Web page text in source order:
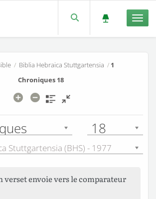
/ Biblia Hebraica Stuttgartensia / 1
Chroniques 18
18
Stuttgartensia (BHS) - 1977
verset envoie vers le comparateur